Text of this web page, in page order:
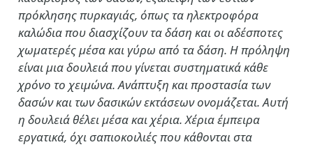
πρόκλησης πυρκαγιάς, όπως τα ηλεκτροφόρα
καλώδια που διασχίζουν τα δάση και οι αδέσποτες
χωματερές μέσα και γύρω από τα δάση. Η πρόληψη
είναι μια δουλειά που γίνεται συστηματικά κάθε
χρόνο το χειμώνα. Ανάπτυξη και προστασία των
δασών και των δασικών εκτάσεων ονομάζεται. Αυτή
η δουλειά θέλει μέσα και χέρια. Χέρια έμπειρα
εργατικά, όχι σαπιοκοιλιές που κάθονται στα